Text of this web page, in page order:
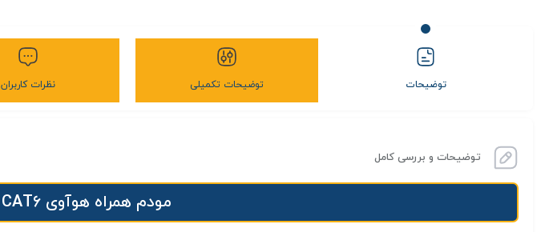
توضیحات توضیحات تکمیلی نظرات کاربران
توضیحات و بررسی کامل
مودم همراه هوآوی Huawei E5383 CAT6